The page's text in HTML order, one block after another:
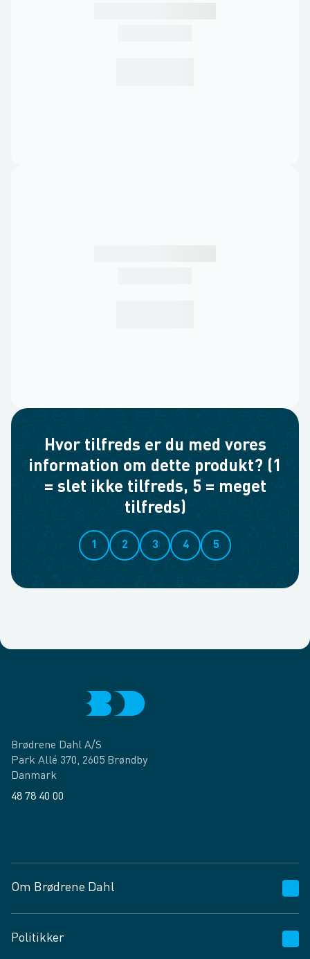
Hvor tilfreds er du med vores
information om dette produkt? (1
= slet ikke tilfreds, 5 = meget
tilfreds)
1 2 3 4 5
Brødrene Dahl A/S
Park Allé 370, 2605 Brøndby
Danmark
48 78 40 00
Om Brødrene Dahl
Vagttelefon 30 10 89 89
Politikker